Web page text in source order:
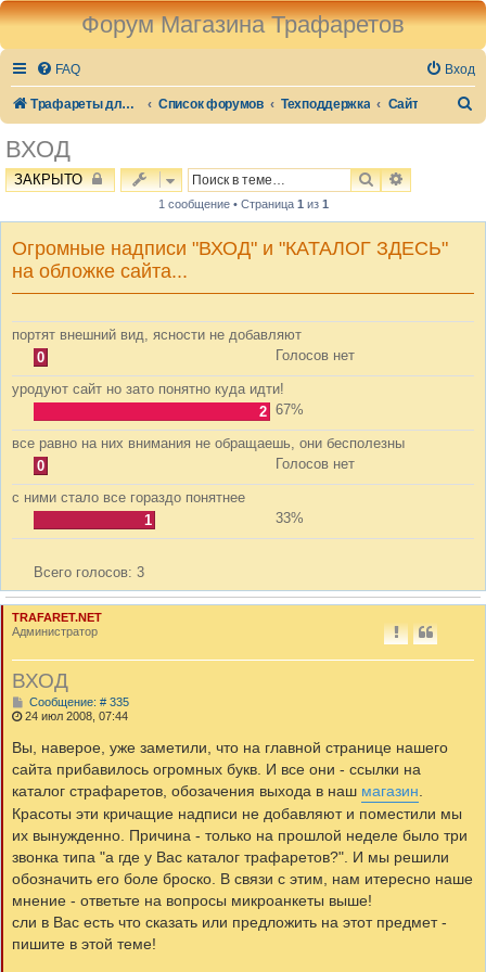
Форум Магазина Трафаретов
FAQ Вход
Трафареты для стен и декора Список форумов Техподдержка Сайт
ВХОД
ЗАКРЫТО ПОИСК
1 сообщение • Страница 1 из 1
Огромные надписи "ВХОД" и "КАТАЛОГ ЗДЕСЬ"
на обложке сайта...
портят внешний вид, ясности не добавляют
0
Голосов нет
уродуют сайт но зато понятно куда идти!
2 67%
все равно на них внимания не обращаешь, они бесполезны
0
Голосов нет
с ними стало все гораздо понятнее
1
33%
Всего голосов: 3
TRAFARET.NET
Администратор
ВХОД
Сообщение: # 335С
о
б
е
и
е
24 июл 2008, 07:44
Вы, наверое, уже заметили, что на главной странице нашего
сайта прибавилось огромных букв. И все они - ссылки на
каталог страфаретов, обозачения выхода в наш магазин
Красоты эти кричащие надписи не добавляют и поместили мы
их вынужденно. Причина - только на прошлой неделе было три
звонка типа "а где у Вас каталог трафаретов?". И мы решили
обозначить его боле броско. В связи с этим, нам итересно наше
мнение - ответьте на вопросы микроанкеты выше!
сли в Вас есть что сказать или предложить на этот предмет -
пишите в этой теме!